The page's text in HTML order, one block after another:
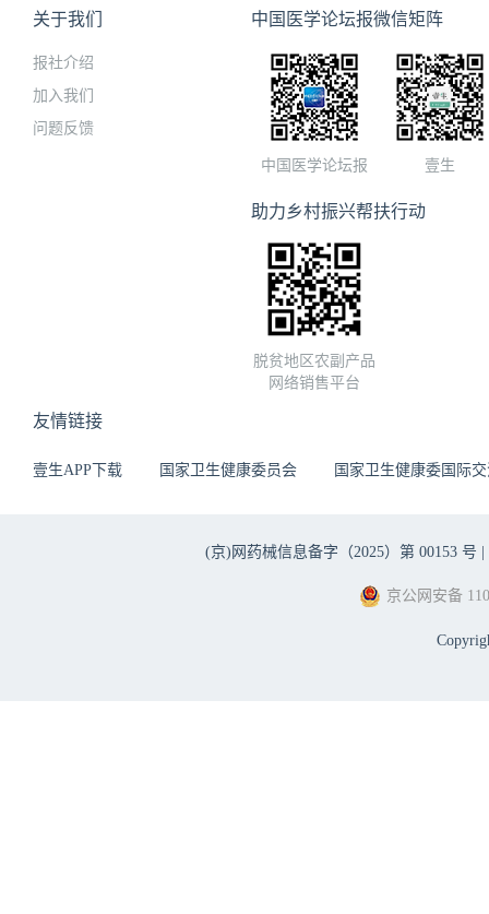
关于我们
报社介绍
加入我们
问题反馈
中国医学论坛报微信矩阵
中国医学论坛报 壹生
助力乡村振兴帮扶行动
脱贫地区农副产品
网络销售平台
友情链接
壹生APP下载 国家卫生健康委员会 国家卫生健康委国际
(京)网药械信息备字（2025）第 00153 号 |
京公网安备